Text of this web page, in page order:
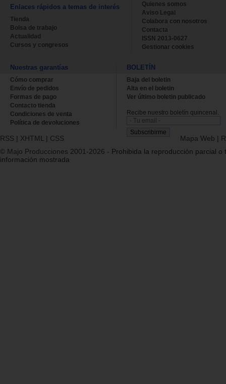
Enlaces rápidos a temas de interés
Tienda
Bolsa de trabajo
Actualidad
Cursos y congresos
Quienes somos
Aviso Legal
Colabora con nosotros
Contacta
ISSN 2013-0627
Gestionar cookies
Nuestras garantías
Cómo comprar
Envío de pedidos
Formas de pago
Contacto tienda
Condiciones de venta
Política de devoluciones
BOLETÍN
Baja del boletin
Alta en el boletin
Ver último boletin publicado
Recibe nuestro boletín quincenal.
RSS | XHTML | CSS Mapa Web |
© Majo Producciones 2001-2026 - Prohibida la reproducción parcial o
información mostrada